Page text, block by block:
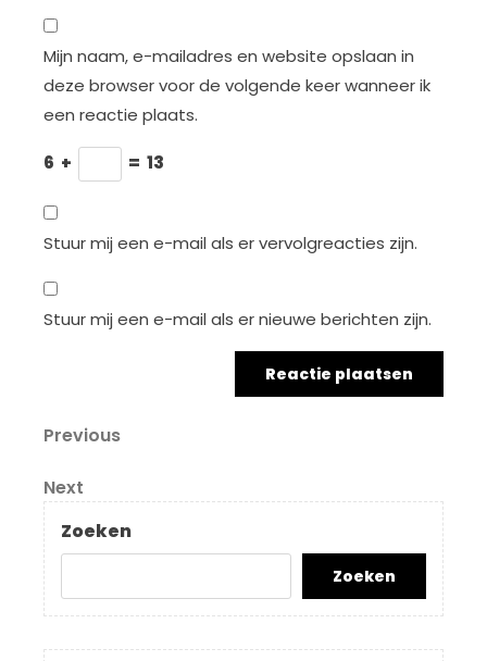
Mijn naam, e-mailadres en website opslaan in
deze browser voor de volgende keer wanneer ik
een reactie plaats.
6 + = 13
Stuur mij een e-mail als er vervolgreacties zijn.
Stuur mij een e-mail als er nieuwe berichten zijn.
Berichtnavigatie
Previous
Previous
Next
Post
Next
Zoeken
Zoeken